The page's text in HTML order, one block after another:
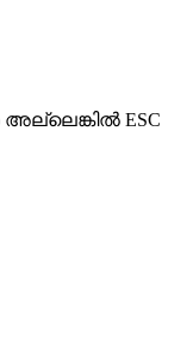
ESC